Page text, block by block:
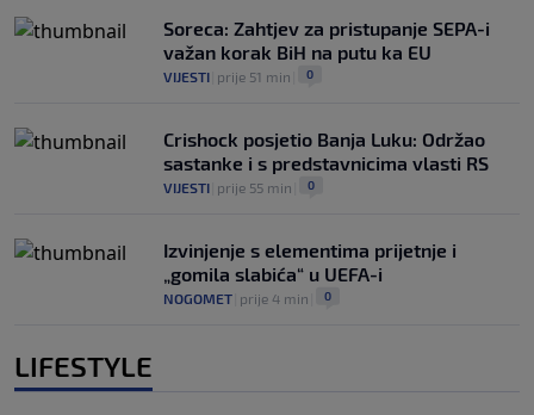
Soreca: Zahtjev za pristupanje SEPA-i
važan korak BiH na putu ka EU
VIJESTI prije 51 min 0
Crishock posjetio Banja Luku: Održao
sastanke i s predstavnicima vlasti RS
VIJESTI prije 55 min 0
Izvinjenje s elementima prijetnje i
„gomila slabića“ u UEFA-i
NOGOMET prije 4 min 0
LIFESTYLE